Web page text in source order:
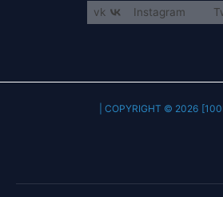
Instagram
vk
COPYRIGHT © 2026